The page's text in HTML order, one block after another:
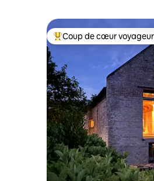
Coups de cœur
Coup de cœur